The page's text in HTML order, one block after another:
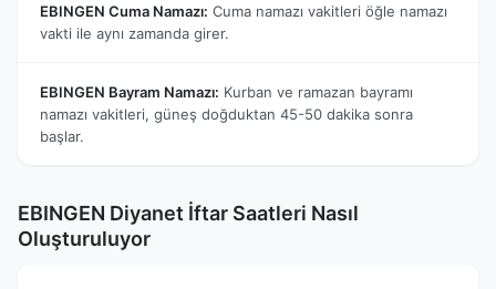
EBINGEN Cuma Namazı: Cuma namazı vakitleri öğle namazı
vakti ile aynı zamanda girer.
EBINGEN Bayram Namazı: Kurban ve ramazan bayramı
namazı vakitleri, güneş doğduktan 45-50 dakika sonra
başlar.
EBINGEN Diyanet İftar Saatleri Nasıl
Oluşturuluyor